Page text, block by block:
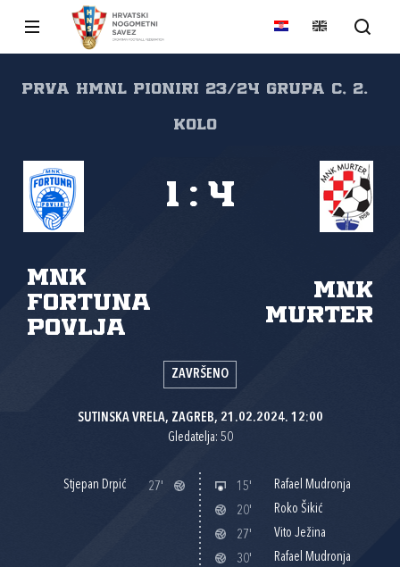
Prva HMNL pioniri 23/24 GRUPA C, 2.
kolo
MNK
Fortuna
Povlja
MNK
Murter
1 : 4
ZAVRŠENO
SUTINSKA VRELA, ZAGREB, 21.02.2024. 12:00
Gledatelja: 50
Stjepan Drpić 27' 15'
Rafael Mudronja
20'
Roko Šikić
27'
Vito Ježina
30'
Rafael Mudronja